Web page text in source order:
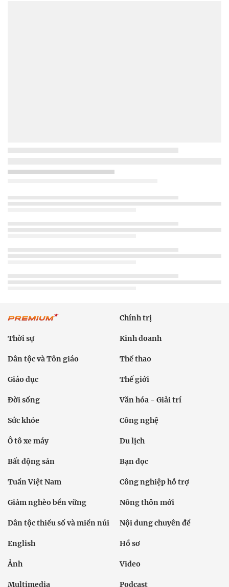
Chính trị
Thời sự Kinh doanh
Dân tộc và Tôn giáo Thể thao
Giáo dục Thế giới
Đời sống Văn hóa - Giải trí
Sức khỏe Công nghệ
Ô tô xe máy Du lịch
Bất động sản Bạn đọc
Tuần Việt Nam Công nghiệp hỗ trợ
Giảm nghèo bền vững Nông thôn mới
Dân tộc thiểu số và miền núi Nội dung chuyên đề
English Hồ sơ
Ảnh Video
Multimedia Podcast